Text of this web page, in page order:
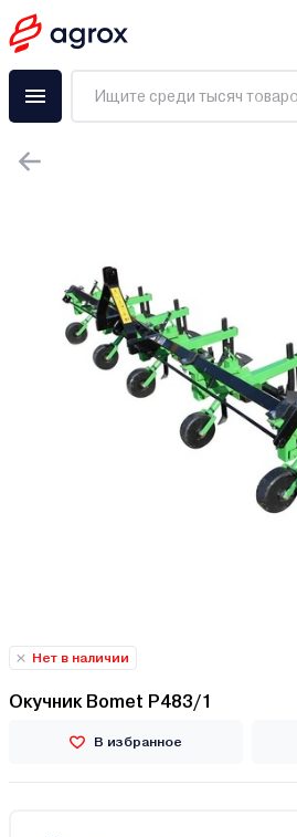
Нет в наличии
Окучник Bomet P483/1
В избранное